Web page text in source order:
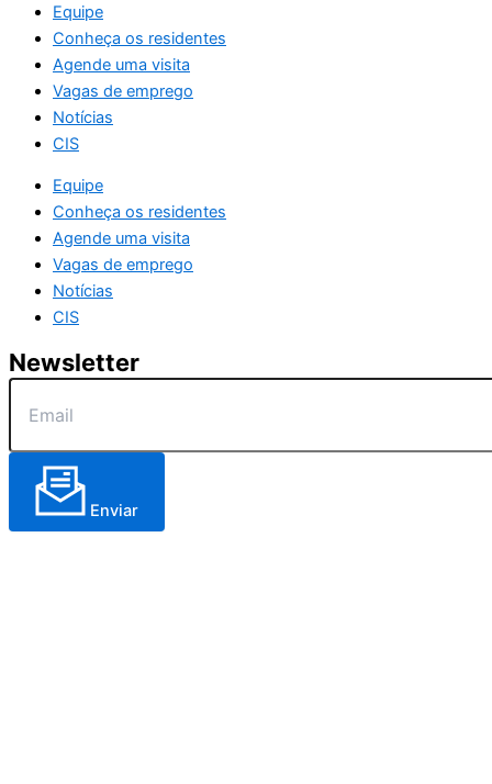
Equipe
Conheça os residentes
Agende uma visita
Vagas de emprego
Notícias
CIS
Equipe
Conheça os residentes
Agende uma visita
Vagas de emprego
Notícias
CIS
Newsletter
Enviar